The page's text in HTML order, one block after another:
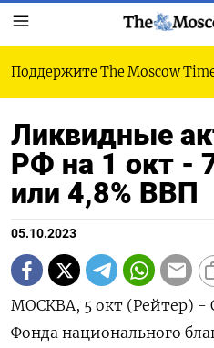
Поддержите The Moscow
Ликвидные
РФ на 1 окт -
или 4,8% ВВП
05.10.2023
МОСКВА, 5 окт (Рейтер) -
Фонда национального